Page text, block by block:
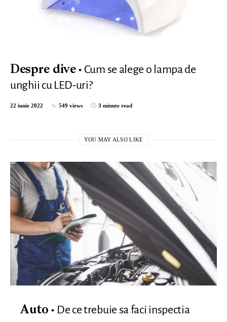
Despre dive
Cum se alege o lampa de
unghii cu LED-uri?
22 iunie 2022 549 views 3 minute read
YOU MAY ALSO LIKE
Auto
De ce trebuie sa faci inspectia